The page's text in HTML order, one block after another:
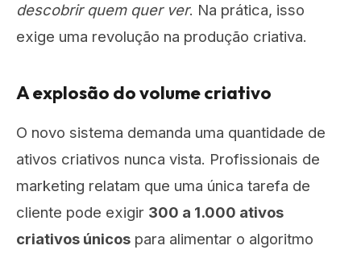
descobrir quem quer ver. Na prática, isso
exige uma revolução na produção criativa.
A explosão do volume criativo
O novo sistema demanda uma quantidade de
ativos criativos nunca vista. Profissionais de
marketing relatam que uma única tarefa de
cliente pode exigir 300 a 1.000 ativos
criativos únicos para alimentar o algoritmo